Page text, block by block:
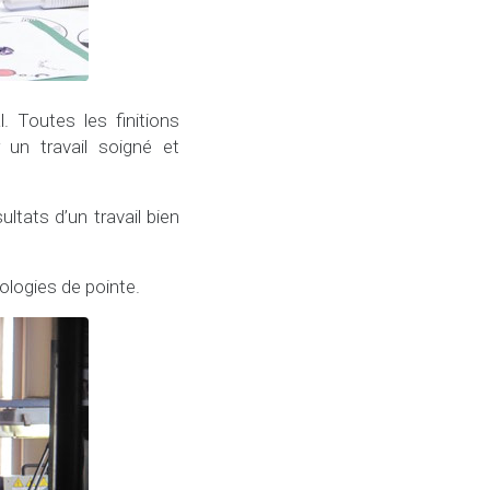
Toutes les finitions
un travail soigné et
d’un travail bien
de pointe.